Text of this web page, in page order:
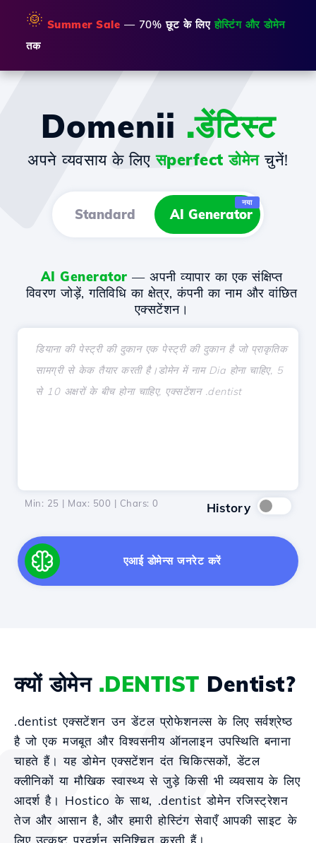
🌞 Summer Sale — 70% छूट के लिएहोस्टिंग और डोमेन
तक
Domenii .डेंटिस्ट
अपने व्यवसाय के लिएसperfect डोमेनचुनें!
Standard AI Generator
नया
AI Generator — अपनी व्यापार का एक संक्षिप्त
विवरण जोड़ें, गतिविधि का क्षेत्र, कंपनी का नाम और वांछित
एक्सटेंशन।
Min: 25 | Max: 500 | Chars: 0 History
एआई डोमेन्स जनरेट करें
क्यों डोमेन .DENTIST Dentist?
.dentist एक्सटेंशन उन डेंटल प्रोफेशनल्स के लिए सर्वश्रेष्ठ
है जो एक मजबूत और विश्वसनीय ऑनलाइन उपस्थिति बनाना
चाहते हैं। यह डोमेन एक्सटेंशन दंत चिकित्सकों, डेंटल
क्लीनिकों या मौखिक स्वास्थ्य से जुड़े किसी भी व्यवसाय के लिए
आदर्श है। Hostico के साथ, .dentist डोमेन रजिस्ट्रेशन
तेज और आसान है, और हमारी होस्टिंग सेवाएँ आपकी साइट के
लिए उत्कृष्ट प्रदर्शन सुनिश्चित करती हैं।